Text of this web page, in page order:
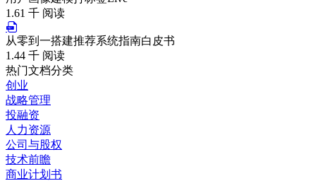
1.61 千 阅读
从零到一搭建推荐系统指南白皮书
1.44 千 阅读
热门文档分类
创业
战略管理
投融资
人力资源
公司与股权
技术前瞻
商业计划书